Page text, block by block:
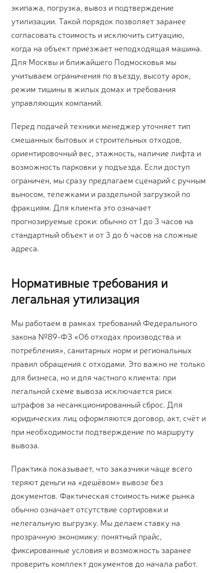
экипажа, погрузка, вывоз и подтверждение
утилизации. Такой порядок позволяет заранее
согласовать стоимость и исключить ситуацию,
когда на объект приезжает неподходящая машина.
Для Москвы и ближайшего Подмосковья мы
учитываем ограничения по въезду, высоту арок,
режим тишины в жилых домах и требования
управляющих компаний.
Перед подачей техники менеджер уточняет тип
смешанных бытовых и строительных отходов,
ориентировочный вес, этажность, наличие лифта и
возможность парковки у подъезда. Если доступ
ограничен, мы сразу предлагаем сценарий с ручным
выносом, тележками и раздельной загрузкой по
фракциям. Для клиента это означает
прогнозируемые сроки: обычно от 1 до 3 часов на
стандартный объект и от 3 до 6 часов на сложные
адреса.
Нормативные требования и
легальная утилизация
Мы работаем в рамках требований Федерального
закона №89-ФЗ «Об отходах производства и
потребления», санитарных норм и региональных
правил обращения с отходами. Это важно не только
для бизнеса, но и для частного клиента: при
легальной схеме вывоза исключается риск
штрафов за несанкционированный сброс. Для
юридических лиц оформляются договор, акт, счёт и
при необходимости подтверждение по маршруту
вывоза.
Практика показывает, что заказчики чаще всего
теряют деньги на «дешёвом» вывозе без
документов. Фактическая стоимость ниже рынка
обычно означает отсутствие сортировки и
нелегальную выгрузку. Мы делаем ставку на
прозрачную экономику: понятный прайс,
фиксированные условия и возможность заранее
проверить комплект документов до начала работ.